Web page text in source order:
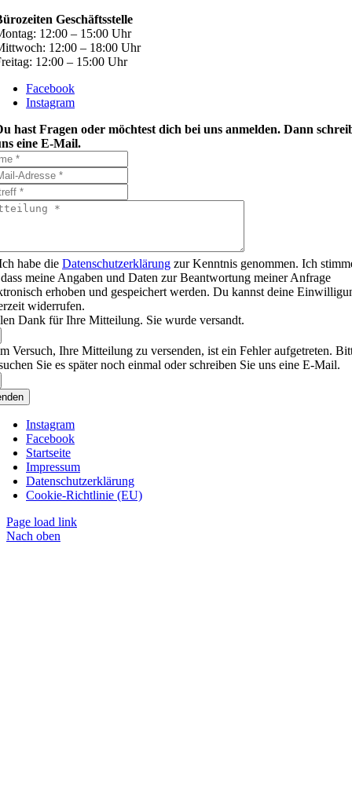
Geschäftsstelle
12:00 – 15:00 Uhr
12:00 – 18:00 Uhr
12:00 – 15:00 Uhr
Facebook
Instagram
hast Fragen oder möchtest dich bei uns anmelden. Dann
eine E-Mail.
habe die Datenschutzerklärung zur Kenntnis genommen. Ich
meine Angaben und Daten zur Beantwortung meiner Anfrage
erhoben und gespeichert werden. Du kannst deine
widerrufen.
Dank für Ihre Mitteilung. Sie wurde versandt.
Versuch, Ihre Mitteilung zu versenden, ist ein Fehler aufgetreten.
Sie es später noch einmal oder schreiben Sie uns eine E-Mail.
Instagram
Facebook
Startseite
Impressum
Datenschutzerklärung
Cookie-Richtlinie (EU)
Page load link
Nach oben